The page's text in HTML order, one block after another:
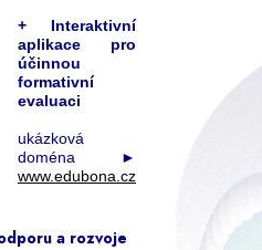
+ Interaktivní
aplikace pro
účinnou
formativní
evaluaci
ukázková
doména
►
www.edubona.cz
a rozvoje